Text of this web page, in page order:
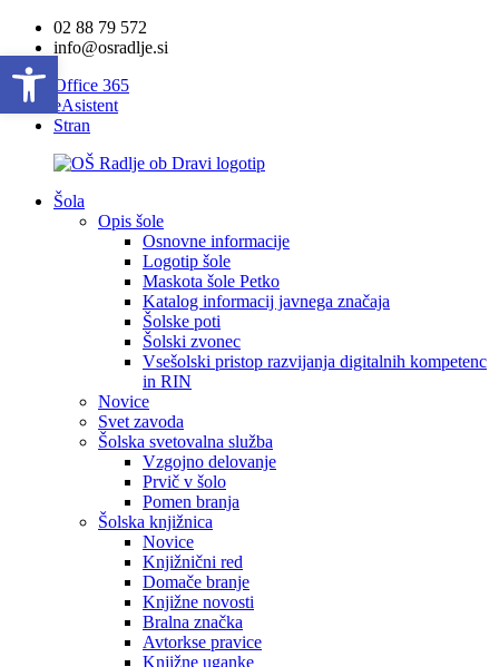
02 88 79 572
info@osradlje.si
Office 365
eAsistent
Stran
Šola
Opis šole
Osnovne informacije
Logotip šole
Maskota šole Petko
Katalog informacij javnega značaja
Šolske poti
Šolski zvonec
Vsešolski pristop razvijanja digitalnih kompetenc
in RIN
Novice
Svet zavoda
Šolska svetovalna služba
Vzgojno delovanje
Prvič v šolo
Pomen branja
Šolska knjižnica
Novice
Knjižnični red
Domače branje
Knjižne novosti
Bralna značka
Avtorkse pravice
Knjižne uganke
Open toolbar